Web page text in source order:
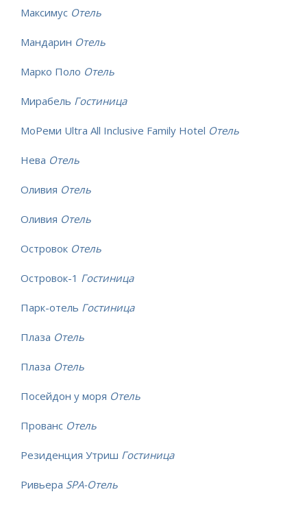
Максимус Отель
Мандарин Отель
Марко Поло Отель
Мирабель Гостиница
МоРеми Ultra All Inclusive Family Hotel Отель
Нева Отель
Оливия Отель
Оливия Отель
Островок Отель
Островок-1 Гостиница
Парк-отель Гостиница
Плаза Отель
Плаза Отель
Посейдон у моря Отель
Прованс Отель
Резиденция Утриш Гостиница
Ривьера SPA-Отель